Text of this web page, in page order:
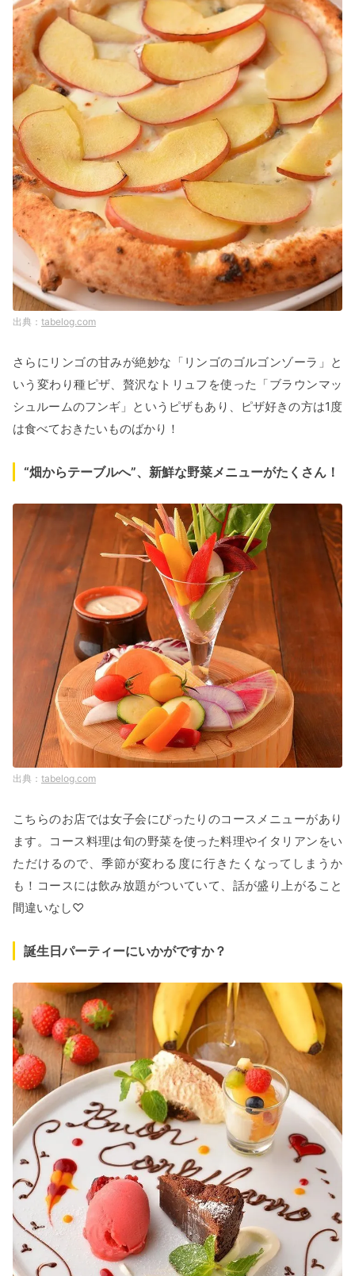
tabelog.com
さらにリンゴの甘みが絶妙な「リンゴのゴルゴンゾーラ」と
いう変わり種ピザ、贅沢なトリュフを使った「ブラウンマッ
シュルームのフンギ」というピザもあり、ピザ好きの方は1度
は食べておきたいものばかり！
“畑からテーブルへ”、新鮮な野菜メニューがたくさん！
tabelog.com
こちらのお店では女子会にぴったりのコースメニューがあり
ます。コース料理は旬の野菜を使った料理やイタリアンをい
ただけるので、季節が変わる度に行きたくなってしまうか
も！コースには飲み放題がついていて、話が盛り上がること
間違いなし♡
誕生日パーティーにいかがですか？